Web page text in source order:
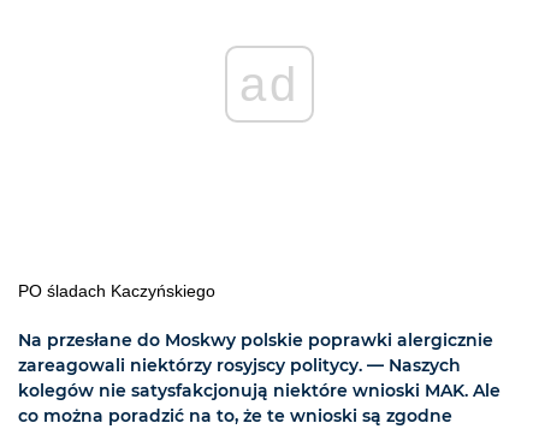
ad
PO śladach Kaczyńskiego
Na przesłane do Moskwy polskie poprawki alergicznie
zareagowali niektórzy rosyjscy politycy. — Naszych
kolegów nie satysfakcjonują niektóre wnioski MAK. Ale
co można poradzić na to, że te wnioski są zgodne